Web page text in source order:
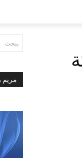
يبحث
مريم